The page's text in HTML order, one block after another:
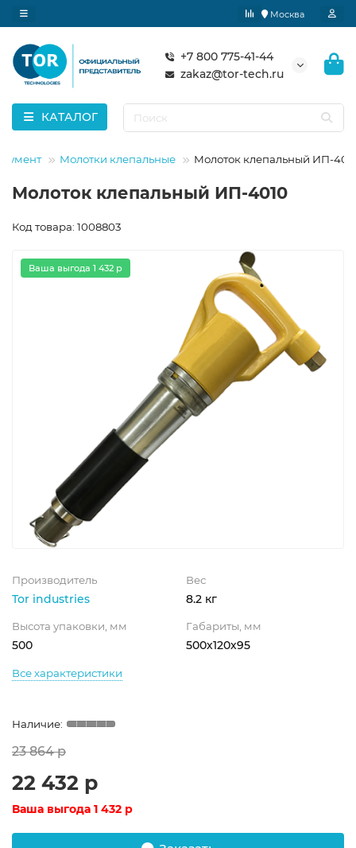
Москва
+7 800 775-41-44
zakaz@tor-tech.ru
КАТАЛОГ
Молотки клепальные Молоток клепальный ИП-
Молоток клепальный ИП-4010
Код товара: 1008803
Ваша выгода 1 432 р
Производитель
Tor industries
Вес
8.2 кг
Высота упаковки, мм
500
Габариты, мм
500х120х95
Все характеристики
23 864 р
22 432 р
Ваша выгода 1 432 р